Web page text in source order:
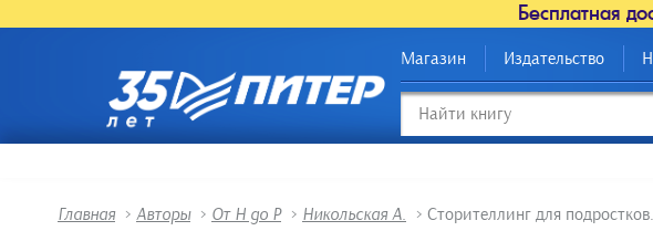
Бесплатная
Магазин Издательство
Главная > Авторы > От Н до Р > Никольская А. > Сторителлинг для